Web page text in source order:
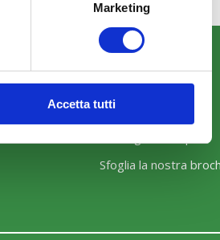
Marketing
Accetta tutti
COMUNICAZIONI
News
Eventi
Sfoglia la nostra